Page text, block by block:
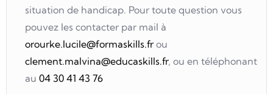
situation de handicap. Pour toute question vous
pouvez les contacter par mail à
orourke.lucile@formaskills.fr ou
clement.malvina@educaskills.fr, ou en téléphonant
au 04 30 41 43 76